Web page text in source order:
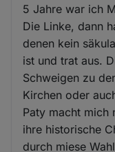
5 Jahre war ich
Die Linke, dann
denen kein
ist und trat aus.
Schweigen zu
Kirchen oder
Paty macht mich
ihre historische
durch miese